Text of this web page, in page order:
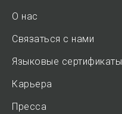
О нас
Связаться с нами
Языковые сертификаты
Карьера
Пресса